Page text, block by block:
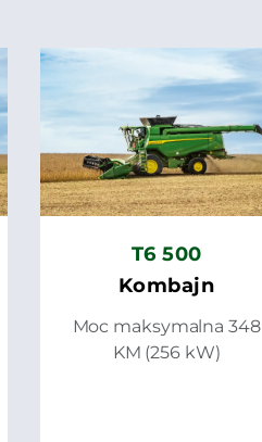
T6 500
Kombajn
Moc maksymalna 348
KM (256 kW)